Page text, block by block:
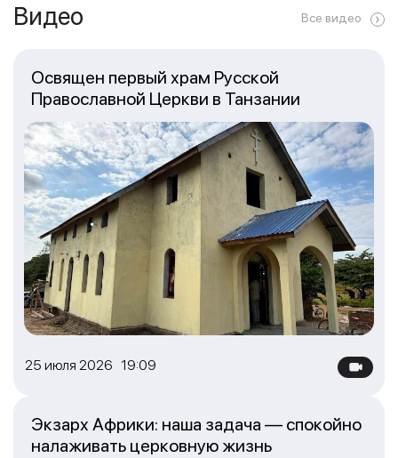
Видео Все видео
25 июля 2026 19:09
Освящен первый храм Русской
Православной Церкви в Танзании
Экзарх Африки: наша задача — спокойно
налаживать церковную жизнь